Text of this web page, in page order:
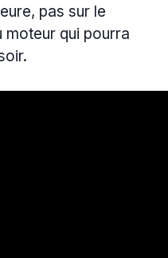
pas sur le
moteur qui pourra